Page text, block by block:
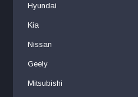
Hyundai
Kia
Nissan
Geely
Mitsubishi